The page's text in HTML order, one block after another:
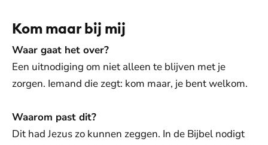
Kom maar bij mij
Waar gaat het over?
Een uitnodiging om niet alleen te blijven met je
zorgen. Iemand die zegt: kom maar, je bent welkom.
Waarom past dit?
Dit had Jezus zo kunnen zeggen. In de Bijbel nodigt